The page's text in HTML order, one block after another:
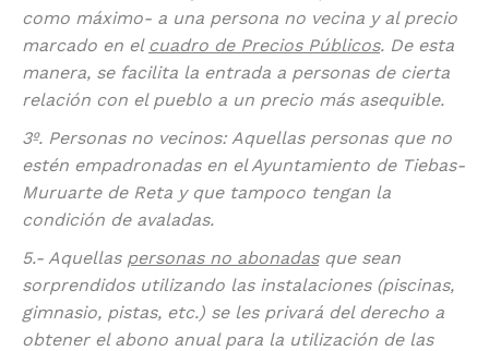
como máximo- a una persona no vecina y al precio
marcado en el cuadro de Precios Públicos. De esta
manera, se facilita la entrada a personas de cierta
relación con el pueblo a un precio más asequible.
3º. Personas no vecinos: Aquellas personas que no
estén empadronadas en el Ayuntamiento de Tiebas-
Muruarte de Reta y que tampoco tengan la
condición de avaladas.
5.- Aquellas personas no abonadasque sean
sorprendidos utilizando las instalaciones (piscinas,
gimnasio, pistas, etc.) se les privará del derecho a
obtener el abono anual para la utilización de las